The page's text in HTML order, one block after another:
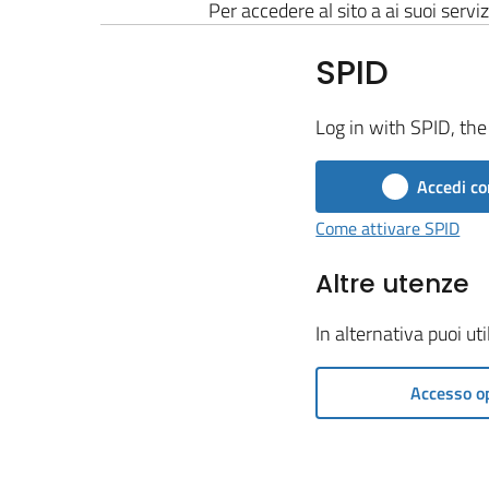
Per accedere al sito a ai suoi
SPID
Log in with SPID,
Accedi
Come attivare SPID
Altre utenze
In alternativa puoi
Accesso